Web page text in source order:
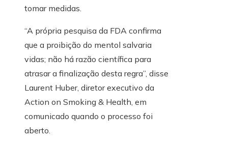
tomar medidas.
“A própria pesquisa da FDA confirma
que a proibição do mentol salvaria
vidas; não há razão científica para
atrasar a finalização desta regra”, disse
Laurent Huber, diretor executivo da
Action on Smoking & Health, em
comunicado quando o processo foi
aberto.